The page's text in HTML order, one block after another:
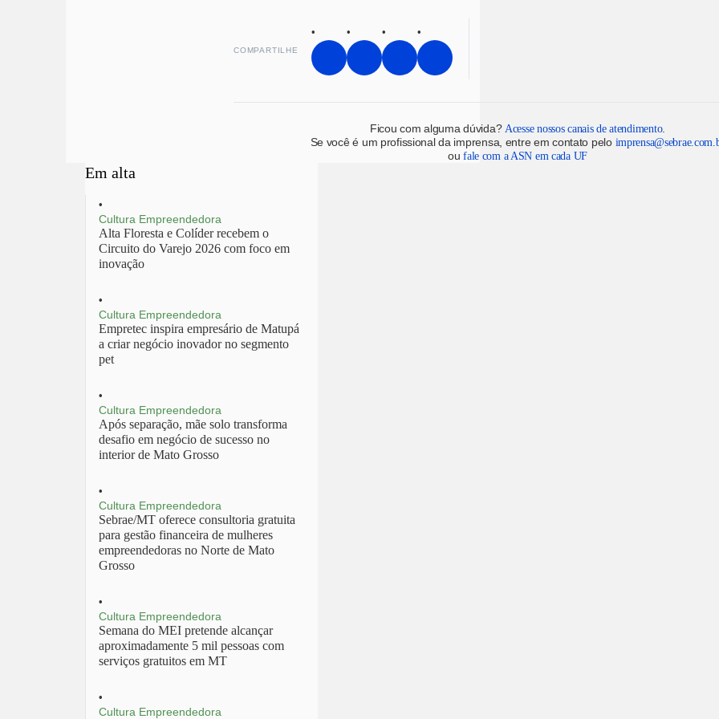
COMPARTILHE
Ficou com alguma dúvida? Acesse nossos canais de atendimento.
Se você é um profissional da imprensa, entre em contato pelo
oufale com a ASN em cada UF
Em alta
Cultura Empreendedora
Alta Floresta e Colíder recebem o
Circuito do Varejo 2026 com foco em
inovação
Cultura Empreendedora
Empretec inspira empresário de Matupá
a criar negócio inovador no segmento
pet
Cultura Empreendedora
Após separação, mãe solo transforma
desafio em negócio de sucesso no
interior de Mato Grosso
Cultura Empreendedora
Sebrae/MT oferece consultoria gratuita
para gestão financeira de mulheres
empreendedoras no Norte de Mato
Grosso
Cultura Empreendedora
Semana do MEI pretende alcançar
aproximadamente 5 mil pessoas com
serviços gratuitos em MT
Cultura Empreendedora